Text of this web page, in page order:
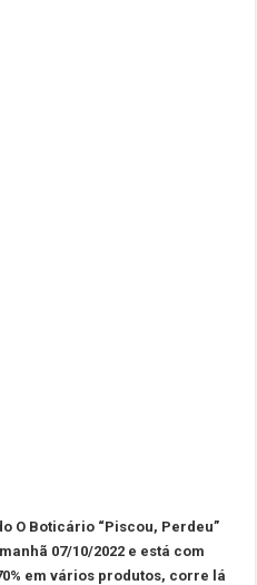
O Boticário “Piscou, Perdeu”
07/10/2022 e está com
em vários produtos, corre lá